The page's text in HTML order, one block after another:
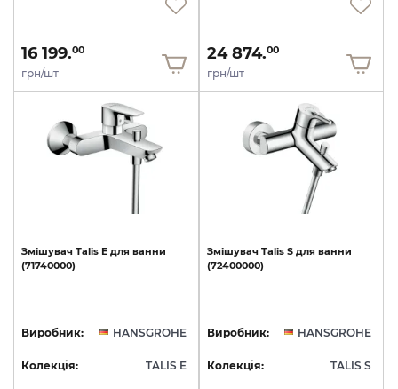
16 199.00
грн/шт
24 874.00
грн/шт
Змішувач Talis E для ванни
(71740000)
Виробник: HANSGROHE
Колекція: TALIS E
Змішувач Talis S для ванни
(72400000)
Виробник: HANSGROHE
Колекція: TALIS S